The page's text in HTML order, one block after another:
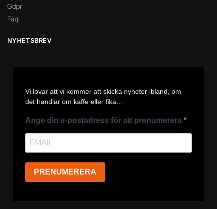
Gdpr
Faq
NYHETSBREV
Vi lovar att vi kommer att skicka nyheter ibland, om
det handlar om kaffe eller fika…
Ange din e-postadress för att prenumerera
PRENUMERERA